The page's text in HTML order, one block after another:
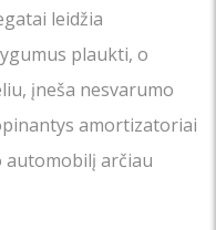
leidžia
plaukti, o
įneša nesvarumo
amortizatoriai
automobilį arčiau